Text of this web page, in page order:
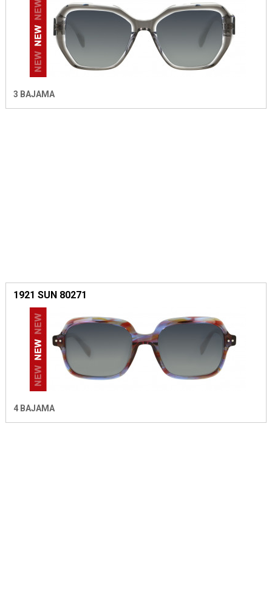
3 BAJAMA
1921 SUN 80271
4 BAJAMA